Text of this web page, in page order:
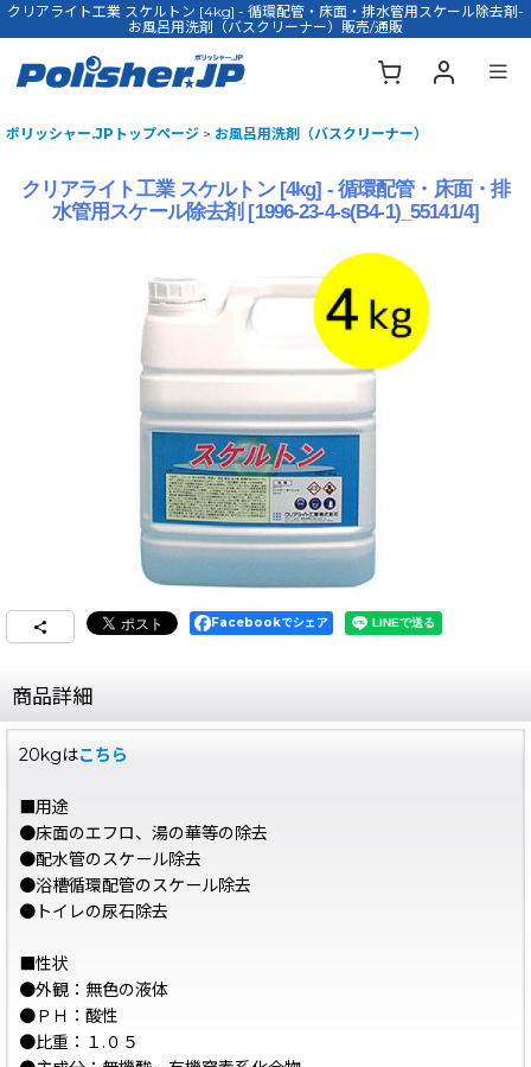
クリアライト工業 スケルトン [4kg] - 循環配管・床面・排水管用スケール除去剤-
お風呂用洗剤（バスクリーナー）販売/通販
ポリッシャー.JPトップページ > お風呂用洗剤（バスクリーナー）
クリアライト工業 スケルトン [4kg] - 循環配管・床面・排
水管用スケール除去剤 [1996-23-4-s(B4-1)_55141/4]
Facebookでシェア
商品詳細
20kgはこちら
■用途
●床面のエフロ、湯の華等の除去
●配水管のスケール除去
●浴槽循環配管のスケール除去
●トイレの尿石除去
■性状
●外観：無色の液体
●ＰＨ：酸性
●比重：１.０５